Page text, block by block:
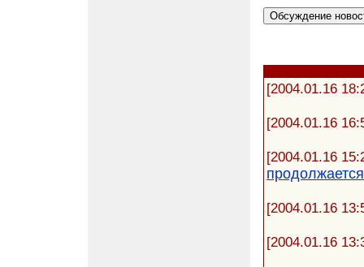
[2004.01.16
[2004.01.16
[2004.01.16
продолжается
[2004.01.16
[2004.01.16